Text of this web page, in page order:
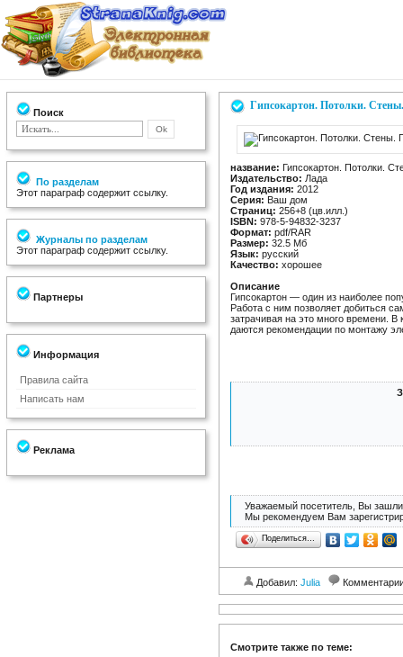
Поиск
По разделам
Этот параграф содержит ссылку.
Журналы по разделам
Этот параграф содержит ссылку.
Партнеры
Информация
Правила сайта
Написать нам
Реклама
Гипсокартон. Потолки.
название: Гипсокартон. Потолки.
Издательство: Лада
Год издания: 2012
Серия: Ваш дом
Страниц: 256+8 (цв.илл.)
ISBN: 978-5-94832-3237
Формат: pdf/RAR
Размер: 32.5 Мб
Язык: русский
Качество: хорошее
Описание
Гипсокартон — один из наиболее
Работа с ним позволяет добиться
затрачивая на это много времени. В
даются рекомендации по монтажу
Уважаемый посетитель, Вы зашли
Мы рекомендуем Вам
Поделиться…
Добавил: Julia
Смотрите также по теме: